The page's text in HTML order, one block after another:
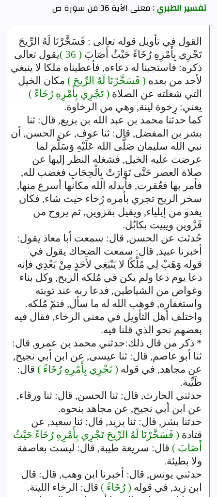
تفسير الطبري :معنى الآية 36 من سورة ص
القول في تأويل قوله تعالى : فَسَخَّرْنَا لَهُ الرِّيحَ
تَجْرِي بِأَمْرِهِ رُخَاءً حَيْثُ أَصَابَ ( 36 )
يقول تعالى
ذكره: فاستجبنا له دعاءه, فأعطيناه ملكا لا ينبغي
لأحد من بعده ( فَسَخَّرْنَا لَهُ الرِّيحَ ) مكان الخيل
التي شغلته عن الصلاة ( تَجْرِي بِأَمْرِهِ رُخَاءً )
يعني: رِخوة لينة, وهي من الرخاوة.
كما حدثنا محمد بن عبد الله بن بزيع, قال: ثنا
بشر بن المفضل, قال: ثنا عوف, عن الحسن, أن
نبي الله سليمان صَلَّى الله عَلَيْهِ وَسَلَّم لما
عرضت عليه الخيل, فشغله النظر إليها عن
صلاة العصر حَتَّى تَوَارَتْ بِالْحِجَابِ فغضب لله,
فأمر بها فعُقرت, فأبدله الله مكانها أسرع منها,
سخر الريح تجري بأمره رُخاء حيث شاء, فكان
يغدو من إيلياء, ويقيل بقزوين, ثم يروح من
قَزْوين ويبيت بكابُل.
حُدثت عن الحسن, قال: سمعت أبا معاذ يقول:
أخبرنا عبيد, قال: سمعت الضحاك يقول في
قوله وَهَبْ لِي مُلْكًا لا يَنْبَغِي لأَحَدٍ مِنْ بَعْدِي فإنه
دعا يوم دعا ولم يكن في مُلكه الريح, وكل بناء
وغواص من الشياطين, فدعا ربه عند توبته
واستغفاره, فوهب الله له ما سأل, فتمّ مُلكه.
واختلف أهل التأويل في معنى الرخاء, فقال فيه
بعضهم نحو الذي قلنا فيه.
* ذكر من قال ذلك:حدثني محمد بن عمرو, قال:
ثنا أبو عاصم, قال: ثنا عيسى, عن ابن أبي نجيح,
عن مجاهد, في قوله ( تَجْرِي بِأَمْرِهِ رُخَاءً ) قال:
طَيِّبة.
حدثني الحارث, قال: ثنا الحسن, قال: ثنا ورقاء,
عن ابن أبي نجيح, عن مجاهد بنحوه.
حدثنا بشر, قال: ثنا يزيد, قال: ثنا سعيد, عن
قتادة ( فَسَخَّرْنَا لَهُ الرِّيحَ تَجْرِي بِأَمْرِهِ رُخَاءً حَيْثُ
أَصَابَ ) قال: سريعة طيبة, قال: ليست بعاصفة
ولا بطيئة.
حدثني يونس, قال: أخبرنا ابن وهب, قال: قال
ابن زيد, في قوله ( رُخَاءً ) قال: الرخاء اللينة.